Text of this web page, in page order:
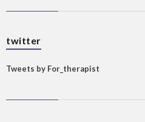
twitter
Tweets by For_therapist